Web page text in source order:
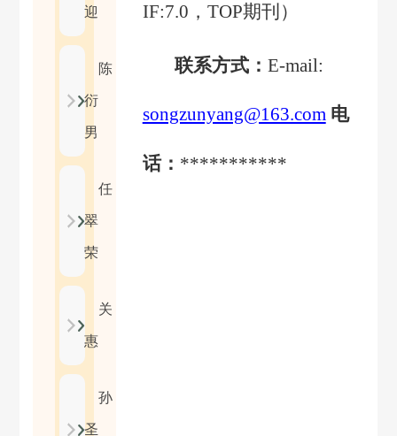
迎
陈
衍
男
任
翠
荣
关
惠
孙
圣
IF:7.0 ， TOP期刊 ）
联系方式： E-mail:
songzunyang@163.com 电
话： ***********